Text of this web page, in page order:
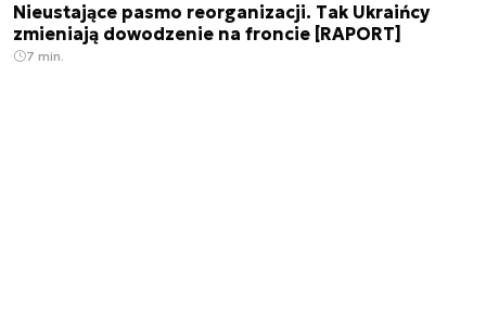
Nieustające pasmo reorganizacji. Tak Ukraińcy
zmieniają dowodzenie na froncie [RAPORT]
7 min.